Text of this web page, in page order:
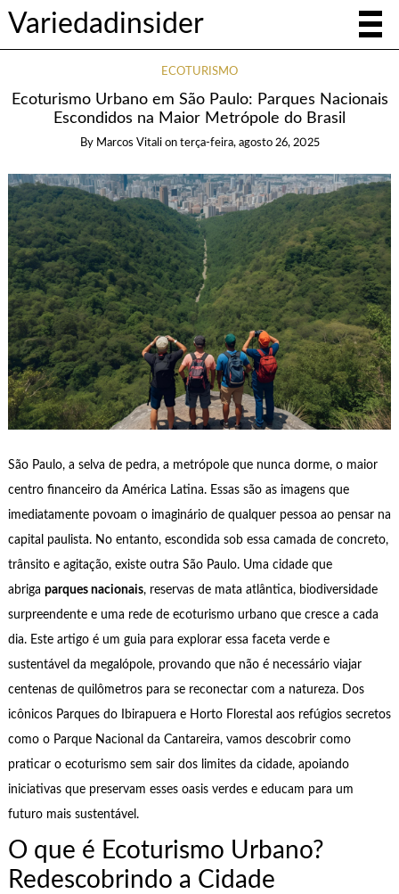
Variedadinsider
ECOTURISMO
Ecoturismo Urbano em São Paulo: Parques Nacionais
Escondidos na Maior Metrópole do Brasil
By Marcos Vitali on terça-feira, agosto 26, 2025
São Paulo, a selva de pedra, a metrópole que nunca dorme, o maior
centro financeiro da América Latina. Essas são as imagens que
imediatamente povoam o imaginário de qualquer pessoa ao pensar na
capital paulista. No entanto, escondida sob essa camada de concreto,
trânsito e agitação, existe outra São Paulo. Uma cidade que
abriga parques nacionais, reservas de mata atlântica, biodiversidade
surpreendente e uma rede de ecoturismo urbano que cresce a cada
dia. Este artigo é um guia para explorar essa faceta verde e
sustentável da megalópole, provando que não é necessário viajar
centenas de quilômetros para se reconectar com a natureza. Dos
icônicos Parques do Ibirapuera e Horto Florestal aos refúgios secretos
como o Parque Nacional da Cantareira, vamos descobrir como
praticar o ecoturismo sem sair dos limites da cidade, apoiando
iniciativas que preservam esses oasis verdes e educam para um
futuro mais sustentável.
O que é Ecoturismo Urbano?
Redescobrindo a Cidade